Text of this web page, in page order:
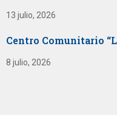
13 julio, 2026
Centro Comunitario
8 julio, 2026